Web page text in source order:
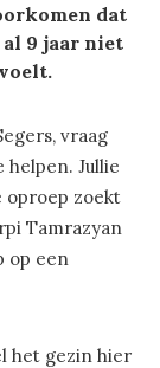
dat
al 9 jaar niet
vraag
Jullie
oproep zoekt
Tamrazyan
op een
het gezin hier